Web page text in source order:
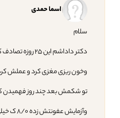
اسما حمدی
سلام
دکتر داداشم این ۲۵ روزه
وخون ریزی مغزی کرد و عملش
تو شکمش بعد چند روز
وآزمایش